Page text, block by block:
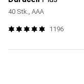
40 Stk., AAA
1196